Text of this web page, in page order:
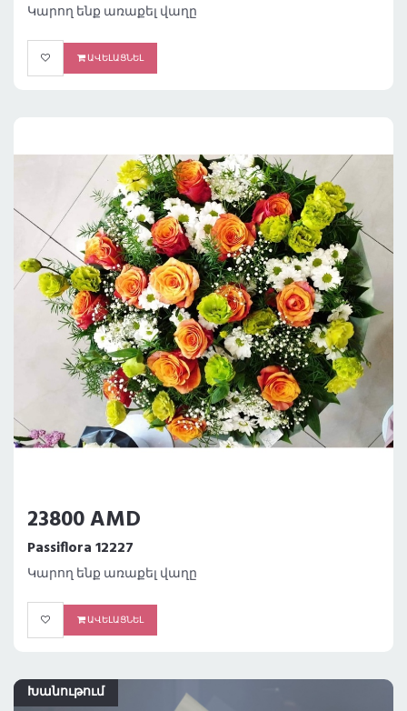
Կարող ենք առաքել վաղը
ԱՎԵԼԱՑՆԵԼ
23800 AMD
Passiflora 12227
Կարող ենք առաքել վաղը
ԱՎԵԼԱՑՆԵԼ
Խանութում